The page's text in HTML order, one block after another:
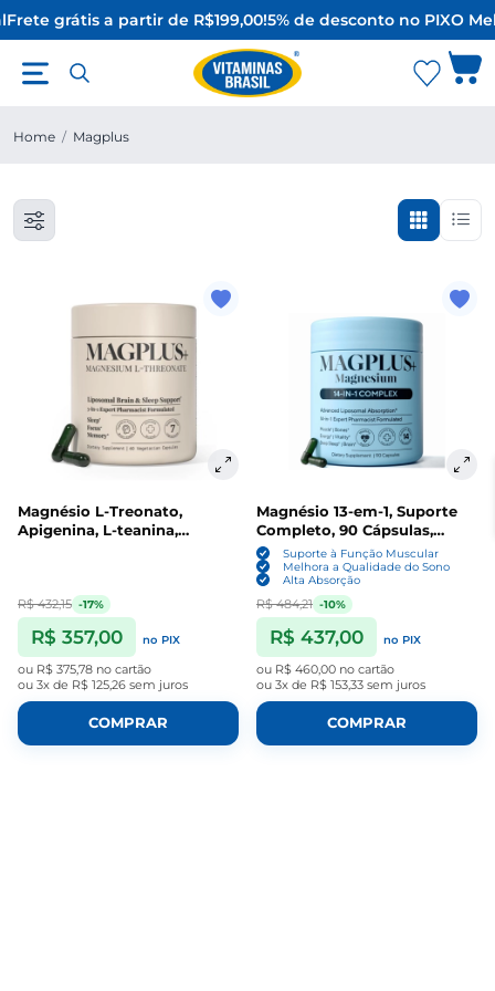
Frete grátis a partir de R$199,00!5% de desconto no PIXO
Home / Magplus
Magnésio L-Treonato,
Apigenina, L-teanina,
R$ 432,15 -17%
R$ 357,00 no PIX
ou R$ 375,78 no cartão
ou 3x de R$ 125,26 sem juros
COMPRAR
Magnésio 13-em-1, Suporte
Completo, 90 Cápsulas,
MagPlus+
Suporte à Função Muscular
Melhora a Qualidade do Sono
Alta Absorção
R$ 484,21 -10%
R$ 437,00 no PIX
ou R$ 460,00 no cartão
ou 3x de R$ 153,33 sem juros
COMPRAR